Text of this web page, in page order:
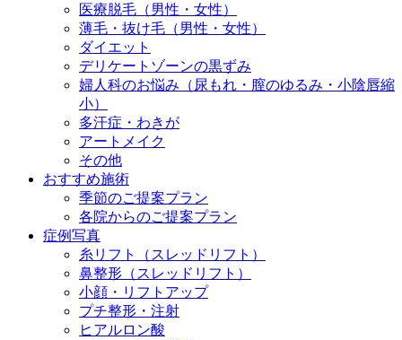
医療脱毛（男性・女性）
薄毛・抜け毛（男性・女性）
ダイエット
デリケートゾーンの黒ずみ
婦人科のお悩み（尿もれ・膣のゆるみ・小陰唇縮
小）
多汗症・わきが
アートメイク
その他
おすすめ施術
季節のご提案プラン
各院からのご提案プラン
症例写真
糸リフト（スレッドリフト）
鼻整形（スレッドリフト）
小顔・リフトアップ
プチ整形・注射
ヒアルロン酸